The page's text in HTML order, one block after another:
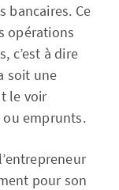
bancaires. Ce
opérations
c’est à dire
soit une
le voir
ou emprunts.
pour son